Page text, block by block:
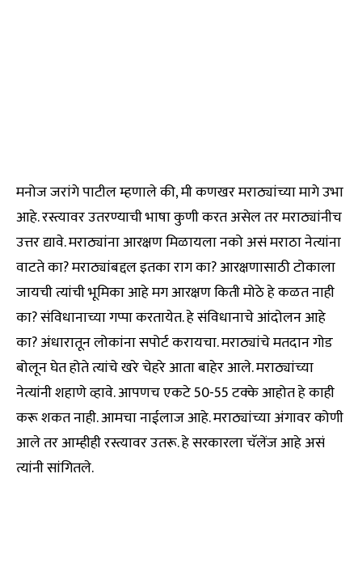
मनोज जरांगे पाटील म्हणाले की, मी कणखर मराठ्यांच्या मागे उभा
आहे. रस्त्यावर उतरण्याची भाषा कुणी करत असेल तर मराठ्यांनीच
उत्तर द्यावे. मराठ्यांना आरक्षण मिळायला नको असं मराठा नेत्यांना
वाटते का? मराठ्यांबद्दल इतका राग का? आरक्षणासाठी टोकाला
जायची त्यांची भूमिका आहे मग आरक्षण किती मोठे हे कळत नाही
का? संविधानाच्या गप्पा करतायेत. हे संविधानाचे आंदोलन आहे
का? अंधारातून लोकांना सपोर्ट करायचा. मराठ्यांचे मतदान गोड
बोलून घेत होते त्यांचे खरे चेहरे आता बाहेर आले. मराठ्यांच्या
नेत्यांनी शहाणे व्हावे. आपणच एकटे 50-55 टक्के आहोत हे काही
करू शकत नाही. आमचा नाईलाज आहे. मराठ्यांच्या अंगावर कोणी
आले तर आम्हीही रस्त्यावर उतरू. हे सरकारला चॅलेंज आहे असं
त्यांनी सांगितले.